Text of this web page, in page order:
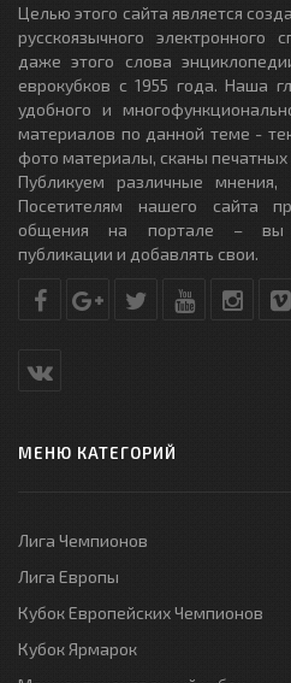
Целью этого сайта является
русскоязычного электронного
даже этого слова
еврокубков с 1955 года. Наша
удобного и
материалов по данной теме -
фото материалы, сканы печатных
Публикуем различные мнения,
Посетителям нашего сайта
общения на портале – вы
публикации и добавлять свои.
МЕНЮ КАТЕГОРИЙ
Лига Чемпионов
Лига Европы
Кубок Европейских Чемпионов
Кубок Ярмарок